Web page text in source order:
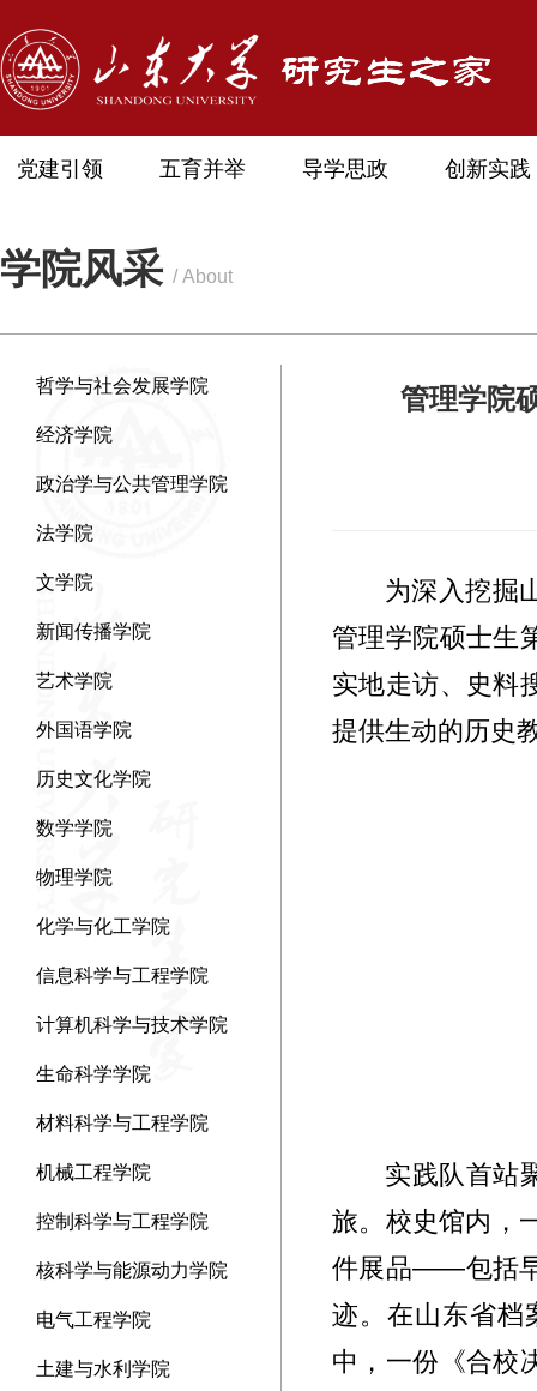
党建引领 五育并举 导学思政 创新实践
学院风采 / About
哲学与社会发展学院
经济学院
政治学与公共管理学院
法学院
文学院
新闻传播学院
艺术学院
外国语学院
历史文化学院
数学学院
物理学院
化学与化工学院
信息科学与工程学院
计算机科学与技术学院
生命科学学院
材料科学与工程学院
机械工程学院
控制科学与工程学院
核科学与能源动力学院
电气工程学院
土建与水利学院
管理学院
为深入挖掘
管理学院硕士生
实地走访、史料
提供生动的历史
实践队首站
旅。校史馆内，
件展品——包括早
迹。在山东省档
中，一份《合校